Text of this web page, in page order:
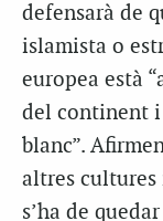
defensarà de
islamista o
europea està
del continent i
blanc”.
altres cultures
s’ha de